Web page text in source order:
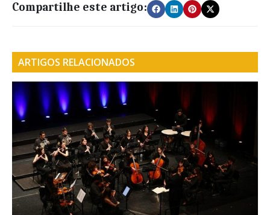
Compartilhe este artigo:
ARTIGOS RELACIONADOS